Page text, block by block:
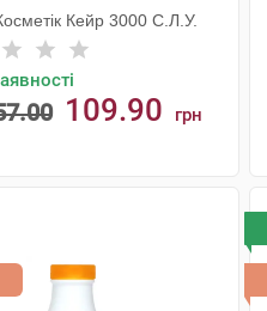
Кейр 3000 С.Л.У.
109.90 грн